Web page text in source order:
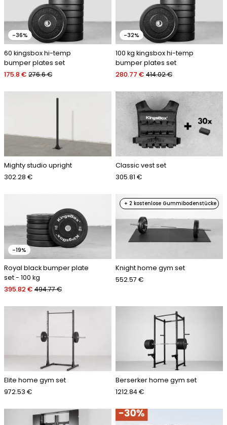
-36%
60 kingsbox hi-temp
bumper plates set
175.8 € 276.6 €
-32%
100 kg kingsbox hi-temp
bumper plates set
280.77 € 414.02 €
Mighty studio upright
302.28 €
Classic vest set
305.81 €
-19%
Royal black bumper plate
set - 100 kg
395.82 € 494.77 €
+ 2 kostenlose Gummibodenstücke
Knight home gym set
552.57 €
Elite home gym set
972.53 €
Berserker home gym set
1212.84 €